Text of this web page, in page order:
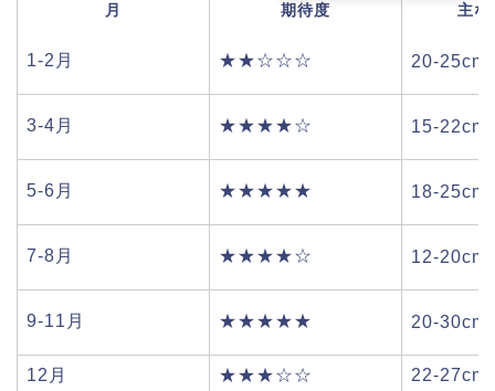
月 期待度 主な
1-2月 ★★☆☆☆ 20-25cm
3-4月 ★★★★☆ 15-22cm
5-6月 ★★★★★ 18-25cm
7-8月 ★★★★☆ 12-20cm
9-11月 ★★★★★ 20-30cm
12月 ★★★☆☆ 22-27cm